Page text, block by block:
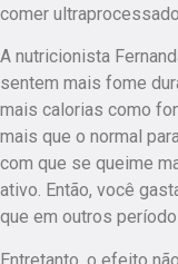
comer
A nutricionista
sentem mais fome
mais calorias como
mais que o normal
com que se queime
ativo. Então, você
que em outros